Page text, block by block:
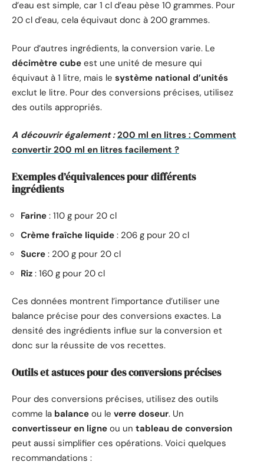
d’eau est simple, car 1 cl d’eau pèse 10 grammes. Pour
20 cl d’eau, cela équivaut donc à 200 grammes.
Pour d’autres ingrédients, la conversion varie. Le
décimètre cube est une unité de mesure qui
équivaut à 1 litre, mais le système national d’unités
exclut le litre. Pour des conversions précises, utilisez
des outils appropriés.
A découvrir également : 200 ml en litres : Comment
convertir 200 ml en litres facilement ?
Exemples d’équivalences pour différents
ingrédients
Farine : 110 g pour 20 cl
Crème fraîche liquide : 206 g pour 20 cl
Sucre : 200 g pour 20 cl
Riz : 160 g pour 20 cl
Ces données montrent l’importance d’utiliser une
balance précise pour des conversions exactes. La
densité des ingrédients influe sur la conversion et
donc sur la réussite de vos recettes.
Outils et astuces pour des conversions précises
Pour des conversions précises, utilisez des outils
comme la balance ou le verre doseur. Un
convertisseur en ligne ou un tableau de conversion
peut aussi simplifier ces opérations. Voici quelques
recommandations :